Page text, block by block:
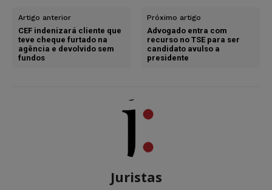
Artigo anterior
CEF indenizará cliente que
teve cheque furtado na
agência e devolvido sem
fundos
Próximo artigo
Advogado entra com
recurso no TSE para ser
candidato avulso a
presidente
Juristas